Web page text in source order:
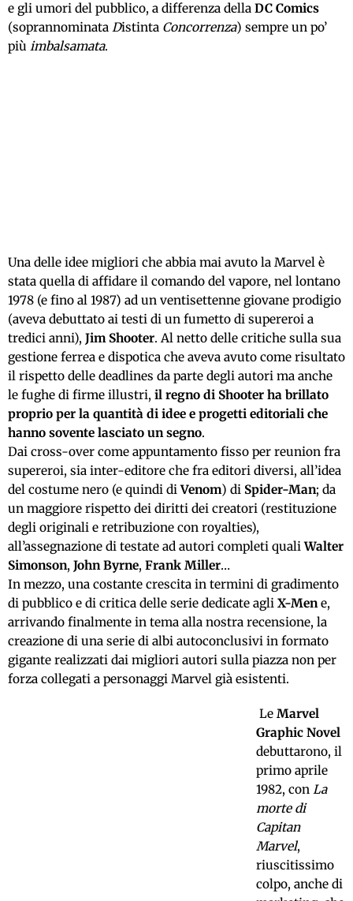
e gli umori del pubblico, a differenza della DC Comics
(soprannominata Distinta Concorrenza) sempre un po’
più imbalsamata.
Una delle idee migliori che abbia mai avuto la Marvel è
stata quella di affidare il comando del vapore, nel lontano
1978 (e fino al 1987) ad un ventisettenne giovane prodigio
(aveva debuttato ai testi di un fumetto di supereroi a
tredici anni), Jim Shooter. Al netto delle critiche sulla sua
gestione ferrea e dispotica che aveva avuto come risultato
il rispetto delle deadlines da parte degli autori ma anche
le fughe di firme illustri, il regno di Shooter ha brillato
proprio per la quantità di idee e progetti editoriali che
hanno sovente lasciato un segno.
Dai cross-over come appuntamento fisso per reunion fra
supereroi, sia inter-editore che fra editori diversi, all’idea
del costume nero (e quindi diVenom) di Spider-Man; da
un maggiore rispetto dei diritti dei creatori (restituzione
degli originali e retribuzione con royalties),
all’assegnazione di testate ad autori completi qualiWalter
Simonson, John Byrne, Frank Miller…
In mezzo, una costante crescita in termini di gradimento
di pubblico e di critica delle serie dedicate agli X-Men e,
arrivando finalmente in tema alla nostra recensione, la
creazione di una serie di albi autoconclusivi in formato
gigante realizzati dai migliori autori sulla piazza non per
forza collegati a personaggi Marvel già esistenti.
Le Marvel
Graphic Novel
debuttarono, il
primo aprile
1982, con La
morte di
Capitan
Marvel,
riuscitissimo
colpo, anche di